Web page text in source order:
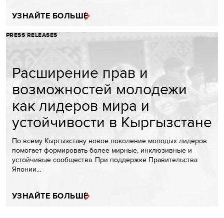
УЗНАЙТЕ БОЛЬШЕ
PRESS RELEASES
Расширение прав и
возможностей молодежи
как лидеров мира и
устойчивости в Кыргызстане
По всему Кыргызстану новое поколение молодых лидеров
помогает формировать более мирные, инклюзивные и
устойчивые сообщества. При поддержке Правительства
Японии…
УЗНАЙТЕ БОЛЬШЕ